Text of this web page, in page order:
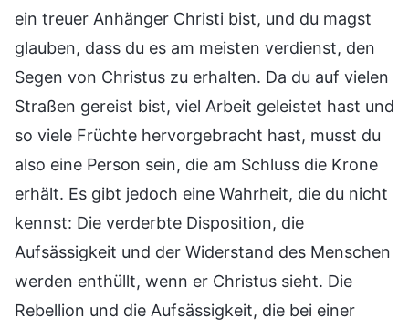
ein treuer Anhänger Christi bist, und du magst
glauben, dass du es am meisten verdienst, den
Segen von Christus zu erhalten. Da du auf vielen
Straßen gereist bist, viel Arbeit geleistet hast und
so viele Früchte hervorgebracht hast, musst du
also eine Person sein, die am Schluss die Krone
erhält. Es gibt jedoch eine Wahrheit, die du nicht
kennst: Die verderbte Disposition, die
Aufsässigkeit und der Widerstand des Menschen
werden enthüllt, wenn er Christus sieht. Die
Rebellion und die Aufsässigkeit, die bei einer